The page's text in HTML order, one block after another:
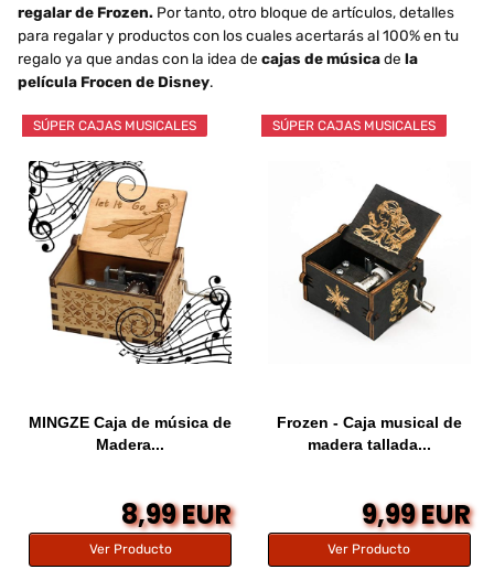
regalar de Frozen. Por tanto, otro bloque de artículos, detalles
para regalar y productos con los cuales acertarás al 100% en tu
regalo ya que andas con la idea de cajas de músicade la
película Frocen de Disney.
SÚPER CAJAS MUSICALES
MINGZE Caja de música de
Madera...
8,99 EUR
Ver Producto
SÚPER CAJAS MUSICALES
Frozen - Caja musical de
madera tallada...
9,99 EUR
Ver Producto